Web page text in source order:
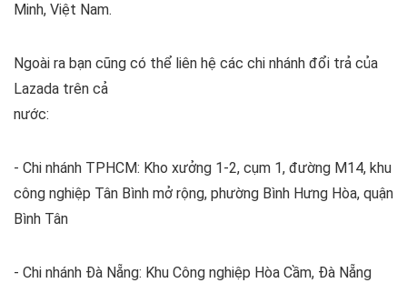
Minh, Việt Nam.
Ngoài ra bạn cũng có thể liên hệ các chi nhánh đổi trả của
Lazada trên cả
nước:
- Chi nhánh TPHCM: Kho xưởng 1-2, cụm 1, đường M14, khu
công nghiệp Tân Bình mở rộng, phường Bình Hưng Hòa, quận
Bình Tân
- Chi nhánh Đà Nẵng: Khu Công nghiệp Hòa Cầm, Đà Nẵng